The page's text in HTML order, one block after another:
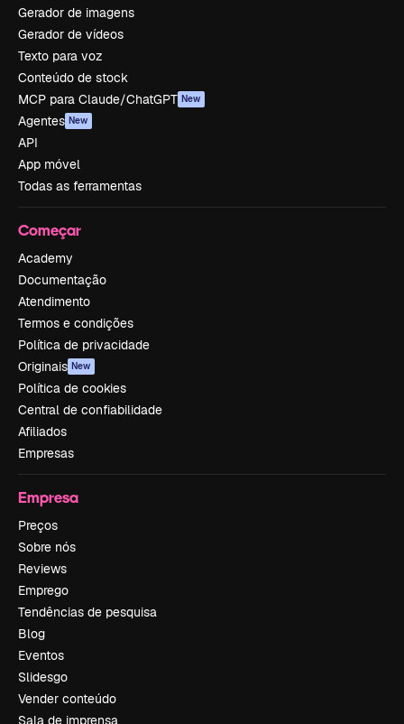
Gerador de imagens
Gerador de vídeos
Texto para voz
Conteúdo de stock
MCP para Claude/ChatGPT New
Agentes New
API
App móvel
Todas as ferramentas
Começar
Academy
Documentação
Atendimento
Termos e condições
Política de privacidade
Originais New
Política de cookies
Central de confiabilidade
Afiliados
Empresas
Empresa
Preços
Sobre nós
Reviews
Emprego
Tendências de pesquisa
Blog
Eventos
Slidesgo
Vender conteúdo
Sala de imprensa